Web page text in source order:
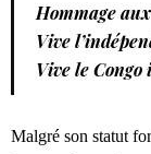
Hommage
Vive
Vive le
Malgré son statut